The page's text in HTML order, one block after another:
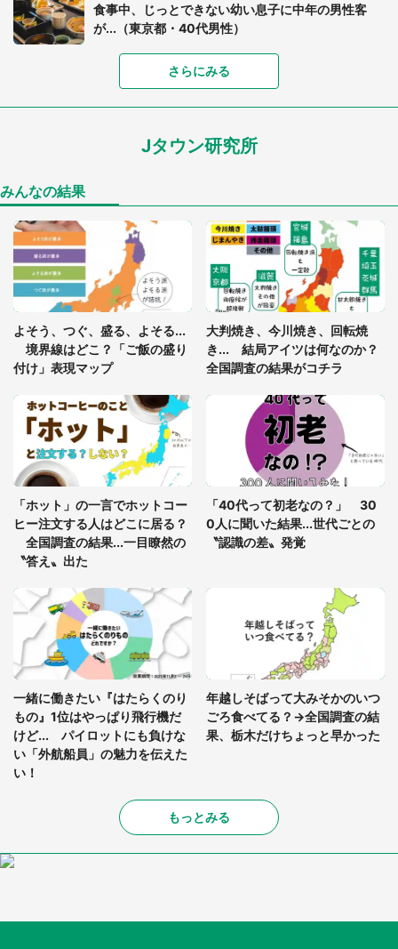
食事中、じっとできない幼い息子に中年の男性客
が...（東京都・40代男性）
「可愛いのにホラー」「事件性を感じる」 ふわふ
「孫にあげると思って、あなたにこれをあげる」
「ゾワゾワする」「本当に気持ち悪い」 道端でバ
グっちゃってた〝野生の野菜〟に6.5万人戦慄
「閉所恐怖症の私は新幹線で大パニック。隣席の青
年に『手を繋いで』とお願いしたら...」 体験談に
8万人感動
7万人驚がく 「お菓子売り場ならまだしも...」「ハ
ードル高い」
あまりにも四角すぎる猫、激写される 「これもう
座布団だろ」「食パンの耳」と1.4万人困惑
さらにみる
Jタウン研究所
みんなの結果
よそう、つぐ、盛る、よそる...
境界線はどこ？「ご飯の盛り
付け」表現マップ
大判焼き、今川焼き、回転焼
き... 結局アイツは何なのか？
全国調査の結果がコチラ
「ホット」の一言でホットコー
ヒー注文する人はどこに居る？
全国調査の結果...一目瞭然の
〝答え〟出た
「40代って初老なの？」 30
0人に聞いた結果...世代ごとの
〝認識の差〟発覚
一緒に働きたい『はたらくのり
もの』1位はやっぱり飛行機だ
けど... パイロットにも負けな
い「外航船員」の魅力を伝えた
い！
年越しそばって大みそかのいつ
ごろ食べてる？→全国調査の結
果、栃木だけちょっと早かった
もっとみる